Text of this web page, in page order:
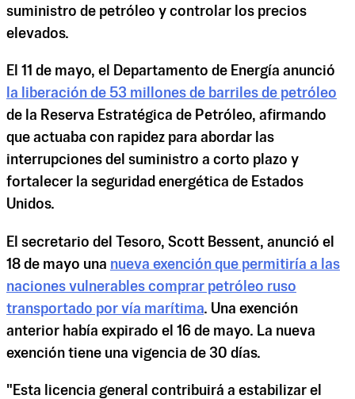
suministro de petróleo y controlar los precios
elevados.
El 11 de mayo, el Departamento de Energía anunció
la liberación de 53 millones de barriles de petróleo
de la Reserva Estratégica de Petróleo, afirmando
que actuaba con rapidez para abordar las
interrupciones del suministro a corto plazo y
fortalecer la seguridad energética de Estados
Unidos.
El secretario del Tesoro, Scott Bessent, anunció el
18 de mayo una nueva exención que permitiría a las
naciones vulnerables comprar petróleo ruso
transportado por vía marítima. Una exención
anterior había expirado el 16 de mayo. La nueva
exención tiene una vigencia de 30 días.
"Esta licencia general contribuirá a estabilizar el